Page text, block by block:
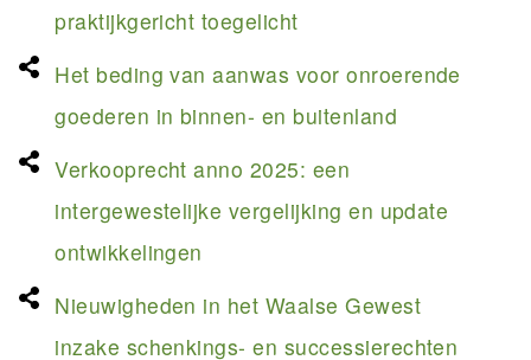
praktijkgericht toegelicht
Het beding van aanwas voor onroerende
goederen in binnen- en buitenland
Verkooprecht anno 2025: een
intergewestelijke vergelijking en update
ontwikkelingen
Nieuwigheden in het Waalse Gewest
inzake schenkings- en successierechten